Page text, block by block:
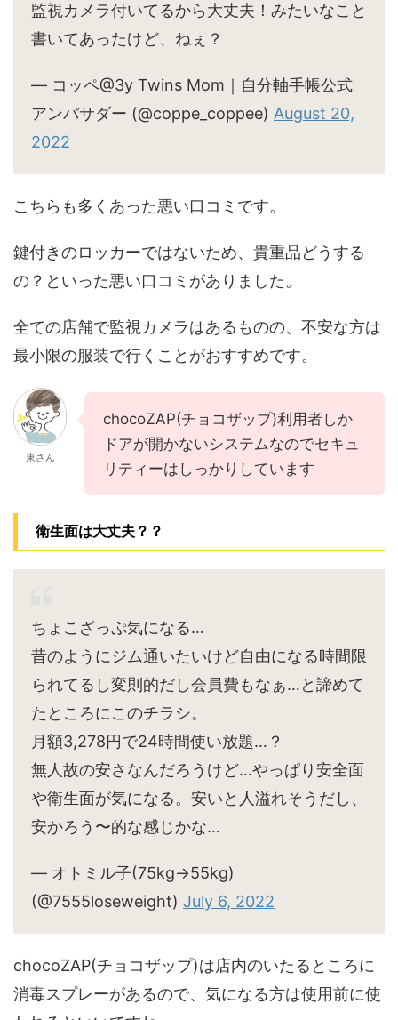
監視カメラ付いてるから大丈夫！みたいなこと
書いてあったけど、ねぇ？
— コッペ@3y Twins Mom｜自分軸手帳公式
アンバサダー (@coppe_coppee) August 20,
2022
こちらも多くあった悪い口コミです。
鍵付きのロッカーではないため、貴重品どうする
の？といった悪い口コミがありました。
全ての店舗で監視カメラはあるものの、不安な方は
最小限の服装で行くことがおすすめです。
東さん
chocoZAP(チョコザップ)利用者しか
ドアが開かないシステムなのでセキュ
リティーはしっかりしています
衛生面は大丈夫？？
ちょこざっぷ気になる…
昔のようにジム通いたいけど自由になる時間限
られてるし変則的だし会員費もなぁ…と諦めて
たところにこのチラシ。
月額3,278円で24時間使い放題…？
無人故の安さなんだろうけど…やっぱり安全面
や衛生面が気になる。安いと人溢れそうだし、
安かろう〜的な感じかな…
— オトミル子(75kg→55kg)
(@7555loseweight) July 6, 2022
chocoZAP(チョコザップ)は店内のいたるところに
消毒スプレーがあるので、気になる方は使用前に使